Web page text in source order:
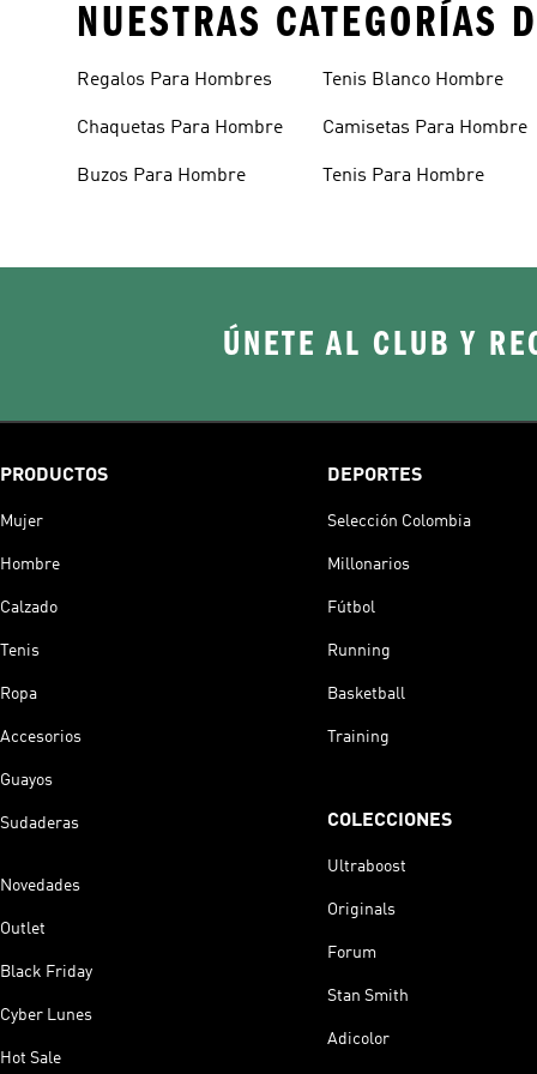
NUESTRAS CATEGORÍAS
Regalos Para Hombres
Chaquetas Para Hombre
Buzos Para Hombre
Tenis Blanco Hombre
Camisetas Para Hombre
Tenis Para Hombre
ÚNETE AL CLUB Y
PRODUCTOS
Mujer
Hombre
Calzado
Tenis
Ropa
Accesorios
Guayos
Sudaderas
Novedades
Outlet
Black Friday
Cyber Lunes
Hot Sale
DEPORTES
Selección Colombia
Millonarios
Fútbol
Running
Basketball
Training
COLECCIONES
Ultraboost
Originals
Forum
Stan Smith
Adicolor